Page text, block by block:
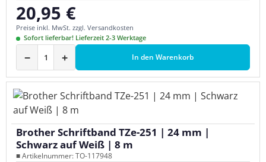
Regulärer Preis:
20,95 €
Preise inkl. MwSt. zzgl. Versandkosten
Sofort lieferbar! Lieferzeit 2-3 Werktage
− + In den Warenkorb
Brother Schriftband TZe-251 | 24 mm |
Schwarz auf Weiß | 8 m
■ Artikelnummer: TO-117948